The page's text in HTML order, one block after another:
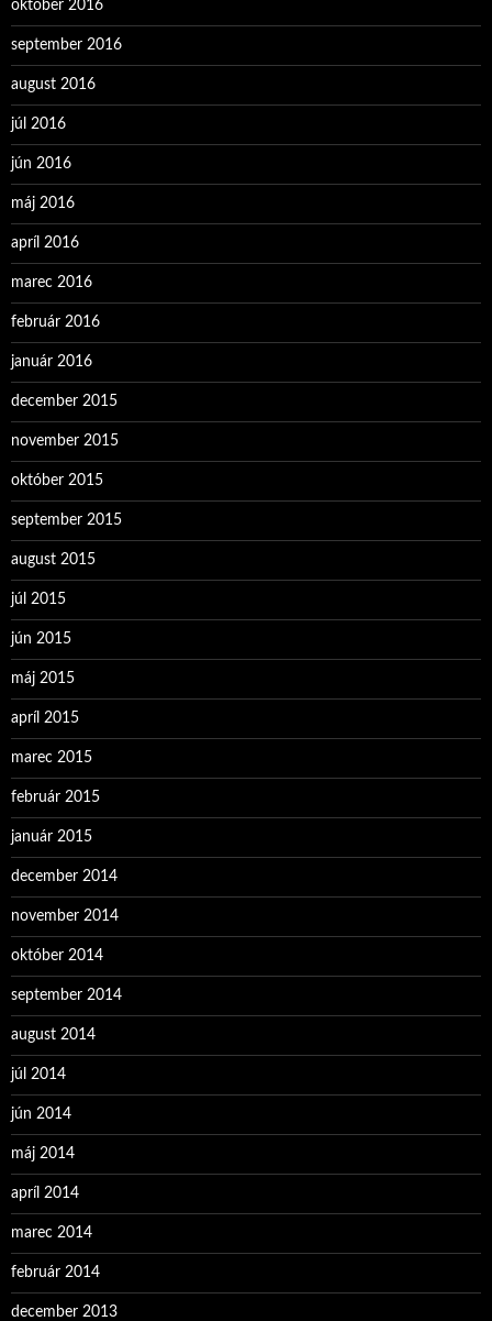
október 2016
september 2016
august 2016
júl 2016
jún 2016
máj 2016
apríl 2016
marec 2016
február 2016
január 2016
december 2015
november 2015
október 2015
september 2015
august 2015
júl 2015
jún 2015
máj 2015
apríl 2015
marec 2015
február 2015
január 2015
december 2014
november 2014
október 2014
september 2014
august 2014
júl 2014
jún 2014
máj 2014
apríl 2014
marec 2014
február 2014
december 2013